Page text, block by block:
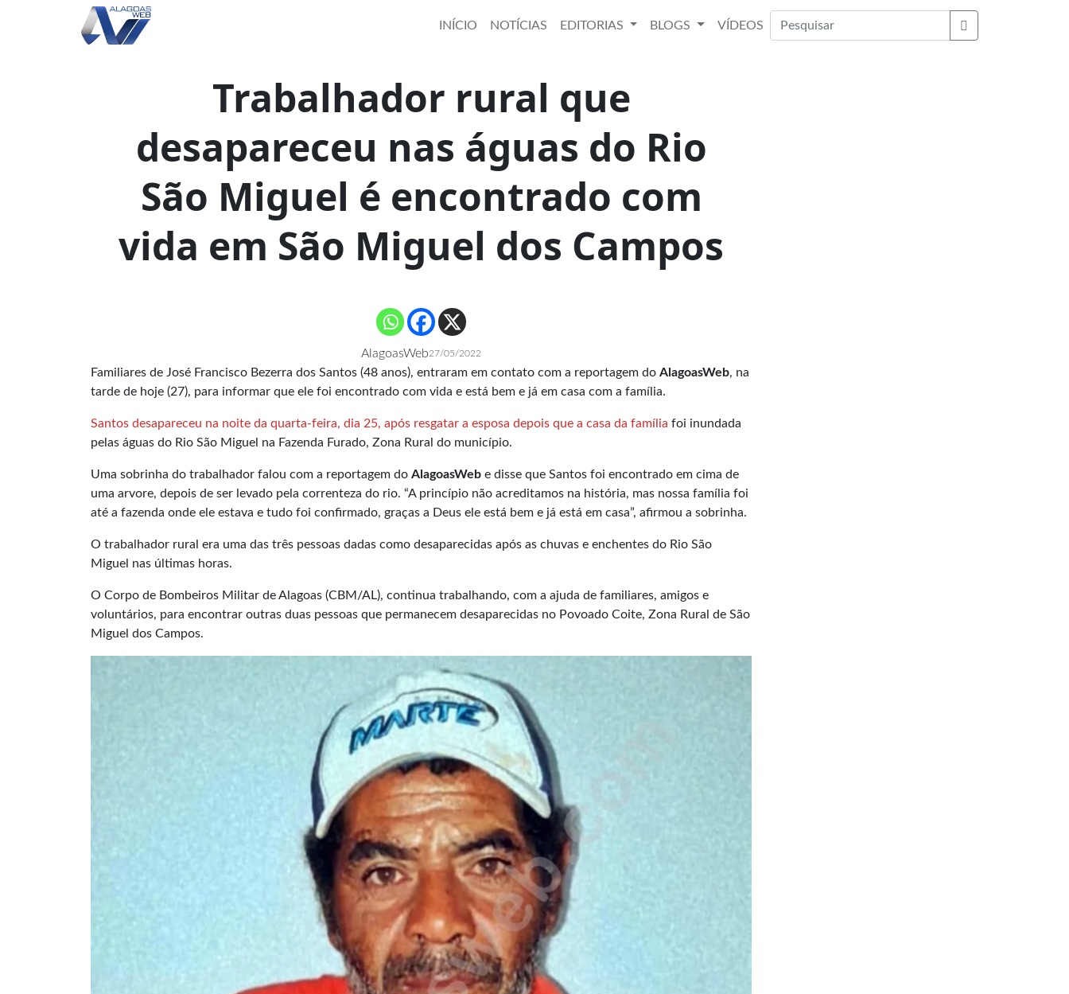
INÍCIO NOTÍCIAS EDITORIAS BLOGS
VÍDEOS
Buscar
Trabalhador rural que
desapareceu nas águas do Rio
São Miguel é encontrado com
vida em São Miguel dos Campos
AlagoasWeb27/05/2022
Familiares de José Francisco Bezerra dos Santos (48 anos), entraram em contato com a reportagem do AlagoasWeb, na
tarde de hoje (27), para informar que ele foi encontrado com vida e está bem e já em casa com a família.
Santos desapareceu na noite da quarta-feira, dia 25, após resgatar a esposa depois que a casa da família foi inundada
pelas águas do Rio São Miguel na Fazenda Furado, Zona Rural do município.
Uma sobrinha do trabalhador falou com a reportagem do AlagoasWeb e disse que Santos foi encontrado em cima de
uma arvore, depois de ser levado pela correnteza do rio. “A princípio não acreditamos na história, mas nossa família foi
até a fazenda onde ele estava e tudo foi confirmado, graças a Deus ele está bem e já está em casa”, afirmou a sobrinha.
O trabalhador rural era uma das três pessoas dadas como desaparecidas após as chuvas e enchentes do Rio São
Miguel nas últimas horas.
O Corpo de Bombeiros Militar de Alagoas (CBM/AL), continua trabalhando, com a ajuda de familiares, amigos e
voluntários, para encontrar outras duas pessoas que permanecem desaparecidas no Povoado Coite, Zona Rural de São
Miguel dos Campos.